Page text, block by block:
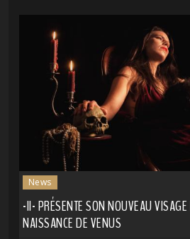
News
-II- PRÉSENTE SON NOUVEAU VISAGE
NAISSANCE DE VENUS